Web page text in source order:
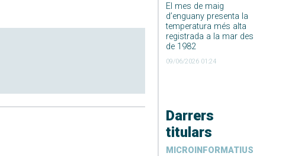
El mes de maig
d’enguany presenta la
temperatura més alta
registrada a la mar des
de 1982
09/06/2026 01:24
Darrers
titulars
MICROINFORMATIUS